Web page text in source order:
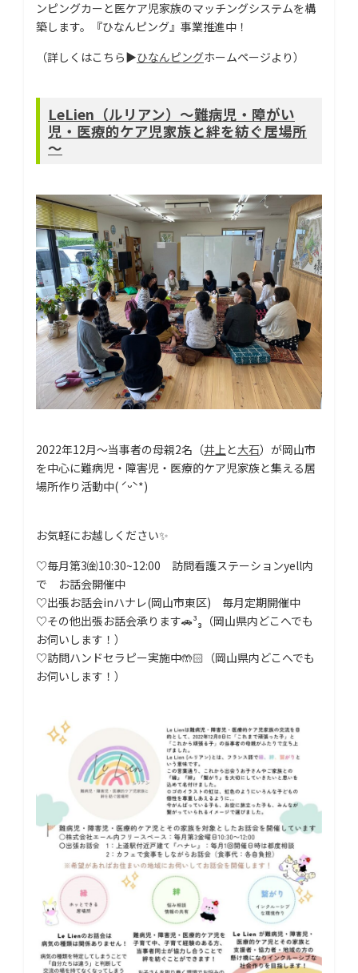
ンピングカーと医ケア児家族のマッチングシステムを構
築します。『ひなんピング』事業推進中！
（詳しくはこちら▶ひなんピングホームページより）
LeLien（ルリアン）～難病児・障がい
児・医療的ケア児家族と絆を紡ぐ居場所
～
2022年12月〜当事者の母親2名（井上と大石）が岡山市
を中心に難病児・障害児・医療的ケア児家族と集える居
場所作り活動中( ˊᵕˋ*)
お気軽にお越しください✨
♡毎月第3㈮10:30~12:00 訪問看護ステーションyell内
で お話会開催中
♡出張お話会inハナレ(岡山市東区) 毎月定期開催中
♡その他出張お話会承ります🚗³₃（岡山県内どこへでも
お伺いします！）
♡訪問ハンドセラピー実施中🤲🏻（岡山県内どこへでも
お伺いします！）